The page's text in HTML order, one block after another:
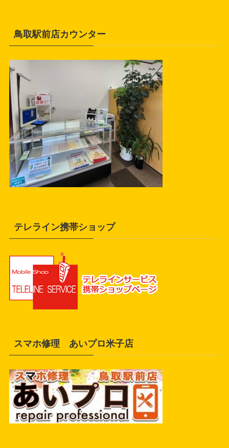
鳥取駅前店カウンター
テレライン携帯ショップ
スマホ修理 あいプロ米子店